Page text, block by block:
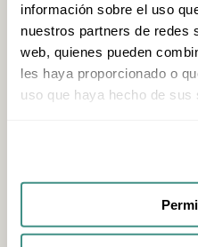
información sobre el uso
nuestros partners de redes
web, quienes pueden
les haya proporcionado o
uso que haya hecho de sus
HÄUFIG GESTELLTE FRAGEN
Was beinhaltet das Erlebnis
jahrtausendealten Salinen
geführten Verkostung der
Welche Methode wird bei der